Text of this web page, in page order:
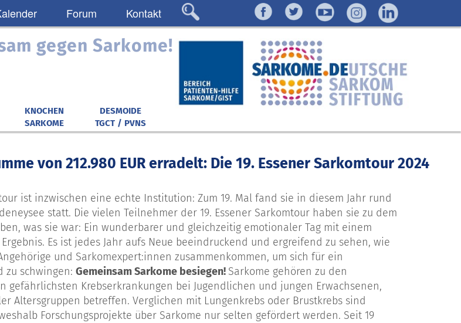
Forum Kontakt
gegen Sarkome!
KNOCHEN
SARKOME
DESMOIDE
TGCT / PVNS
von 212.980 EUR erradelt: Die 19. Essener Sarkomtour 2024
ist inzwischen eine echte Institution: Zum 19. Mal fand sie in diesem Jahr rund
statt. Die vielen Teilnehmer der 19. Essener Sarkomtour haben sie zu dem
was sie war: Ein wunderbarer und gleichzeitig emotionaler Tag mit einem
Es ist jedes Jahr aufs Neue beeindruckend und ergreifend zu sehen, wie
und Sarkomexpert:innen zusammenkommen, um sich für ein
zu schwingen: Gemeinsam Sarkome besiegen! Sarkome gehören zu den
gefährlichsten Krebserkrankungen bei Jugendlichen und jungen Erwachsenen,
Altersgruppen betreffen. Verglichen mit Lungenkrebs oder Brustkrebs sind
Forschungsprojekte über Sarkome nur selten gefördert werden. Seit 19